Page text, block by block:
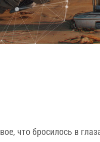
что бросилось в